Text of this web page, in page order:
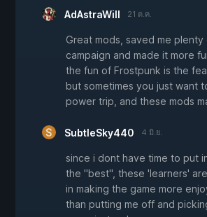
AdAstraWill 21 ต.ค.
Great mods, saved me plenty
campaign and made it more
the fun of Frostpunk is the
but sometimes you just want
power trip, and these mods
SubtleSky440 4 มิ.ย.
since i dont have time to put
the "best", these 'learners'
in making the game more
than putting me off and